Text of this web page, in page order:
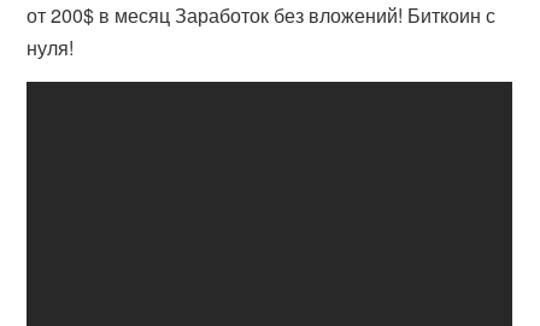
от 200$ в месяц Заработок без вложений! Биткоин с
нуля!